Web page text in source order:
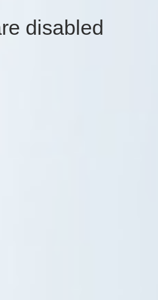
disabled